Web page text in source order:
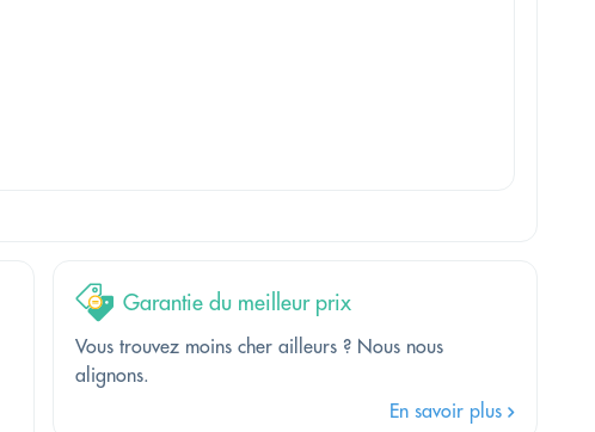
Garantie du meilleur prix
Vous trouvez moins cher ailleurs ? Nous nous
alignons.
En savoir plus